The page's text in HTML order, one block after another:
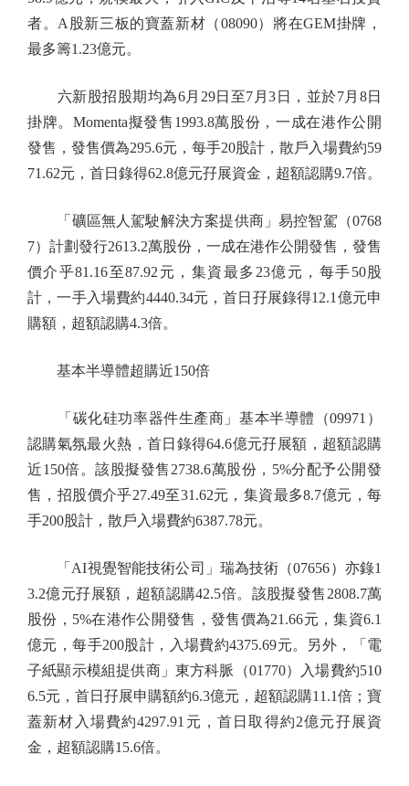
者。A股新三板的寶蓋新材（08090）將在GEM掛牌，
最多籌1.23億元。
六新股招股期均為6月29日至7月3日，並於7月8日
掛牌。Momenta擬發售1993.8萬股份，一成在港作公開
發售，發售價為295.6元，每手20股計，散戶入場費約59
71.62元，首日錄得62.8億元孖展資金，超額認購9.7倍。
「礦區無人駕駛解決方案提供商」易控智駕（0768
7）計劃發行2613.2萬股份，一成在港作公開發售，發售
價介乎81.16至87.92元，集資最多23億元，每手50股
計，一手入場費約4440.34元，首日孖展錄得12.1億元申
購額，超額認購4.3倍。
基本半導體超購近150倍
「碳化硅功率器件生產商」基本半導體（09971）
認購氣氛最火熱，首日錄得64.6億元孖展額，超額認購
近150倍。該股擬發售2738.6萬股份，5%分配予公開發
售，招股價介乎27.49至31.62元，集資最多8.7億元，每
手200股計，散戶入場費約6387.78元。
「AI視覺智能技術公司」瑞為技術（07656）亦錄1
3.2億元孖展額，超額認購42.5倍。該股擬發售2808.7萬
股份，5%在港作公開發售，發售價為21.66元，集資6.1
億元，每手200股計，入場費約4375.69元。另外，「電
子紙顯示模組提供商」東方科脈（01770）入場費約510
6.5元，首日孖展申購額約6.3億元，超額認購11.1倍；寶
蓋新材入場費約4297.91元，首日取得約2億元孖展資
金，超額認購15.6倍。